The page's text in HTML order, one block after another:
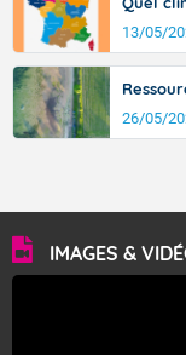
13/05/
26/05/
IMAGES &